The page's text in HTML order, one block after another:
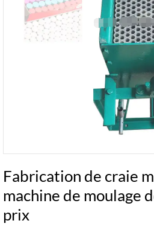
Fabrication de craie
machine de moulage
prix